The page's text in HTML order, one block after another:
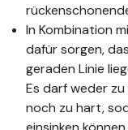
In Kombination
dafür sorgen,
geraden Linie
Es darf weder
noch zu hart,